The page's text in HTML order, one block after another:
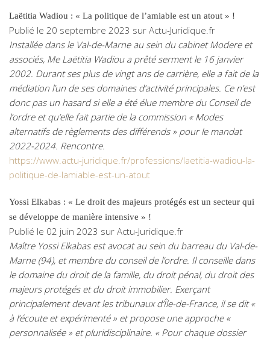
Laëtitia Wadiou : « La politique de l’amiable est un atout » !
Publié le 20 septembre 2023 sur Actu-Juridique.fr
Installée dans le Val-de-Marne au sein du cabinet Modere et
associés, Me Laëtitia Wadiou a prêté serment le 16 janvier
2002. Durant ses plus de vingt ans de carrière, elle a fait de la
médiation l’un de ses domaines d’activité principales. Ce n’est
donc pas un hasard si elle a été élue membre du Conseil de
l’ordre et qu’elle fait partie de la commission « Modes
alternatifs de règlements des différends » pour le mandat
2022-2024. Rencontre.
https://www.actu-juridique.fr/professions/laetitia-wadiou-la-
politique-de-lamiable-est-un-atout
Yossi Elkabas : « Le droit des majeurs protégés est un secteur qui
se développe de manière intensive » !
Publié le 02 juin 2023 sur Actu-Juridique.fr
Maître Yossi Elkabas est avocat au sein du barreau du Val-de-
Marne (94), et membre du conseil de l’ordre. Il conseille dans
le domaine du droit de la famille, du droit pénal, du droit des
majeurs protégés et du droit immobilier. Exerçant
principalement devant les tribunaux d’Île-de-France, il se dit «
à l’écoute et expérimenté » et propose une approche «
personnalisée » et pluridisciplinaire. « Pour chaque dossier